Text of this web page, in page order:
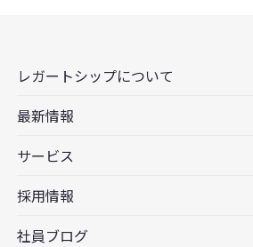
レガートシップについて
最新情報
サービス
採用情報
社員ブログ